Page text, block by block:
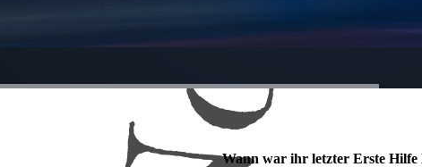
Wann war ihr letzter Erste Hilfe